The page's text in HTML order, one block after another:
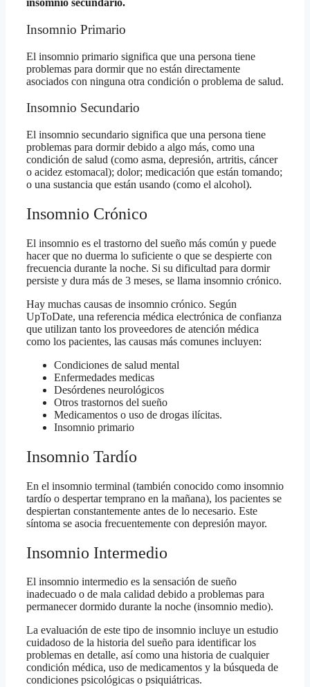
insomnio secundario.
Insomnio Primario
El insomnio primario significa que una persona tiene
problemas para dormir que no están directamente
asociados con ninguna otra condición o problema de salud.
Insomnio Secundario
El insomnio secundario significa que una persona tiene
problemas para dormir debido a algo más, como una
condición de salud (como asma, depresión, artritis, cáncer
o acidez estomacal); dolor; medicación que están tomando;
o una sustancia que están usando (como el alcohol).
Insomnio Crónico
El insomnio es el trastorno del sueño más común y puede
hacer que no duerma lo suficiente o que se despierte con
frecuencia durante la noche. Si su dificultad para dormir
persiste y dura más de 3 meses, se llama insomnio crónico.
Hay muchas causas de insomnio crónico. Según
UpToDate, una referencia médica electrónica de confianza
que utilizan tanto los proveedores de atención médica
como los pacientes, las causas más comunes incluyen:
Condiciones de salud mental
Enfermedades medicas
Desórdenes neurológicos
Otros trastornos del sueño
Medicamentos o uso de drogas ilícitas.
Insomnio primario
Insomnio Tardío
En el insomnio terminal (también conocido como insomnio
tardío o despertar temprano en la mañana), los pacientes se
despiertan constantemente antes de lo necesario. Este
síntoma se asocia frecuentemente con depresión mayor.
Insomnio Intermedio
El insomnio intermedio es la sensación de sueño
inadecuado o de mala calidad debido a problemas para
permanecer dormido durante la noche (insomnio medio).
La evaluación de este tipo de insomnio incluye un estudio
cuidadoso de la historia del sueño para identificar los
problemas en detalle, así como una historia de cualquier
condición médica, uso de medicamentos y la búsqueda de
condiciones psicológicas o psiquiátricas.